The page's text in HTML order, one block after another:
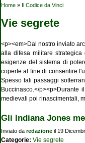
Tu sei qui
Home » Il Codice da Vinci
Vie segrete
<p><em>Dal nostro inviato
alla difesa militare
esigenze del sistema di
coperte al fine di consentire
Spesso tali passaggi
Buccinasco.</
medievali poi rinascimentali,
Gli Indiana Jones
Inviato da redazione il 19
Categorie: Vie segrete